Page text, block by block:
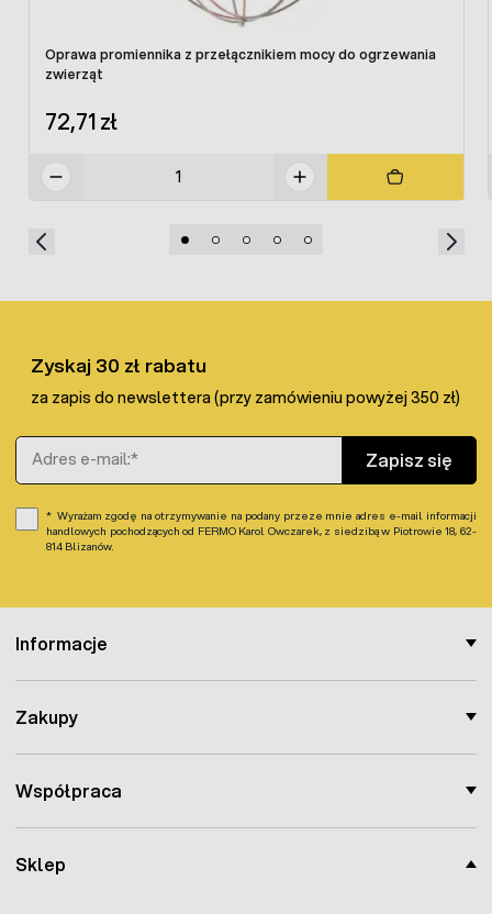
Dokładne parametrywylęgarki do jaj
wymiar: 47x42x80cm
sredni pobór mocy 100W
cyfrowy panel z wyświetlaczem temperatury i
elektroniczne sterowanie temperaturą,
opcjonalnie po rozbudowie o pompę wodną
alarm za niskiej lub za wysokiej temperatury
Drób
Maksymalna
pojemność jaj
Przepiórki
Gęsi
Oprawa promiennika z przełącznikiem mocy do ogrzewania
zwierząt
72,71 zł
Sklep
Informacje
Zakupy
Współpraca
Zyskaj 30 zł rabatu
za zapis do newslettera (przy zamówieniu powyżej 350 zł)
Adres e-mail
Zapisz się
Wyrażam zgodę na otrzymywanie na podany przeze mnie adres e-mail informacji
handlowych pochodzących od FERMO Karol Owczarek, z siedzibą w Piotrowie 18, 62-
814 Blizanów.